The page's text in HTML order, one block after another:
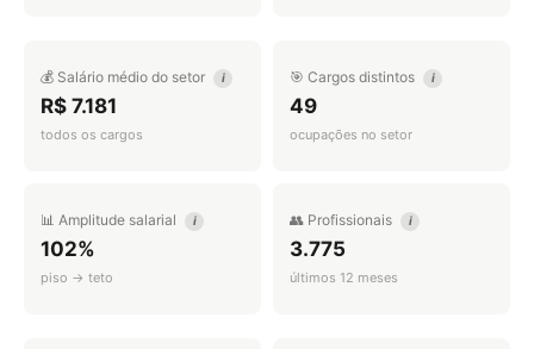
💰 Salário médio do setor i
R$ 7.181
todos os cargos
🎯 Cargos distintos i
49
ocupações no setor
📊 Amplitude salarial i
102%
piso → teto
👥 Profissionais i
3.775
últimos 12 meses